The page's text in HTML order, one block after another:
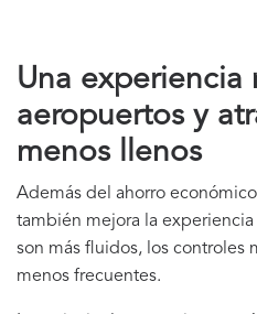
Una experiencia
aeropuertos y
menos llenos
Además del ahorro
también mejora la
son más fluidos, los controles
menos frecuentes.